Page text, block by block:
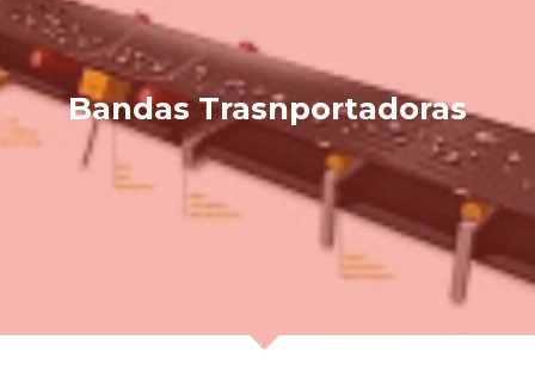
Bandas Trasnportadoras